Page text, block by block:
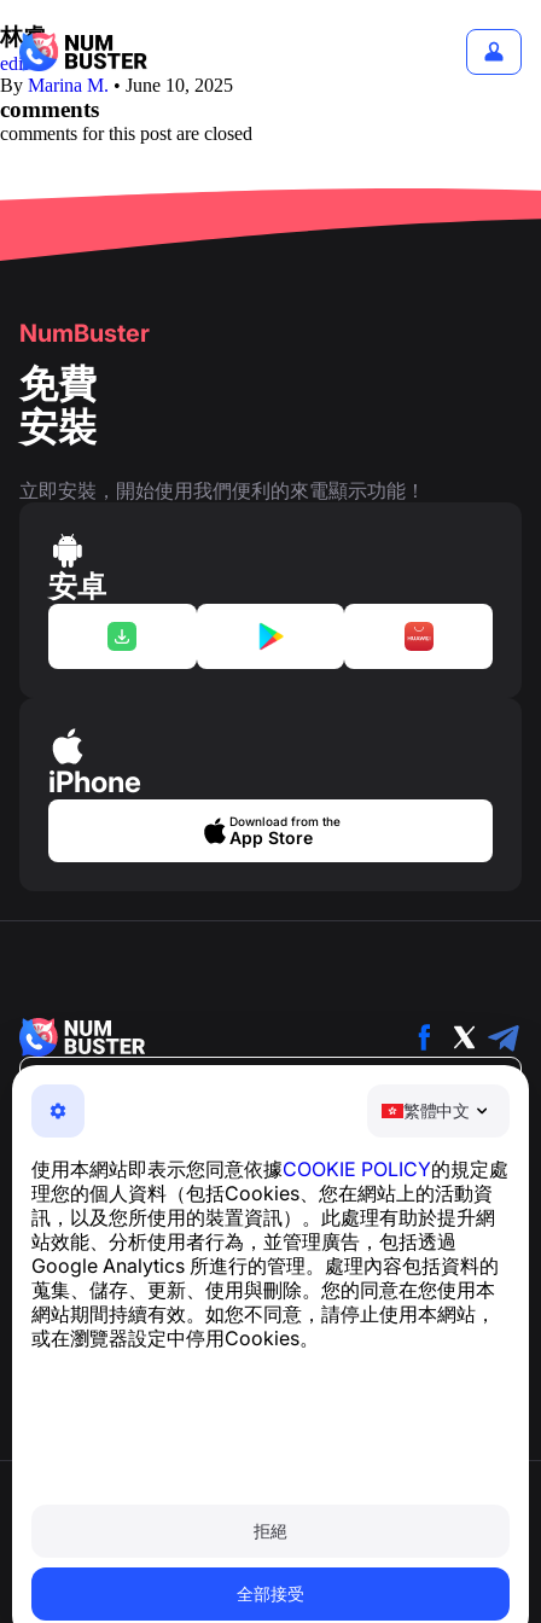
繁體中文
使用本網站即表示您同意依據COOKIE POLICY的規定處
理您的個人資料（包括Cookies、您在網站上的活動資
訊，以及您所使用的裝置資訊）。此處理有助於提升網
站效能、分析使用者行為，並管理廣告，包括透過
Google Analytics 所進行的管理。處理內容包括資料的
蒐集、儲存、更新、使用與刪除。您的同意在您使用本
網站期間持續有效。如您不同意，請停止使用本網站，
或在瀏覽器設定中停用Cookies。
拒絕
全部接受
林睿
edit
By Marina M. • June 10, 2025
comments
comments for this post are closed
NumBuster
免費
安裝
立即安裝，開始使用我們便利的來電顯示功能！
安卓
iPhone
Download from the
App Store
NumBuster © 2013—2026 ·
support@numbuster.com
及騷擾內容
關於 GDPR 合規的諮詢：support@numbuster.com
說明中心
新聞與文章
關於專案
聯絡方式
刪除帳戶和個人資料